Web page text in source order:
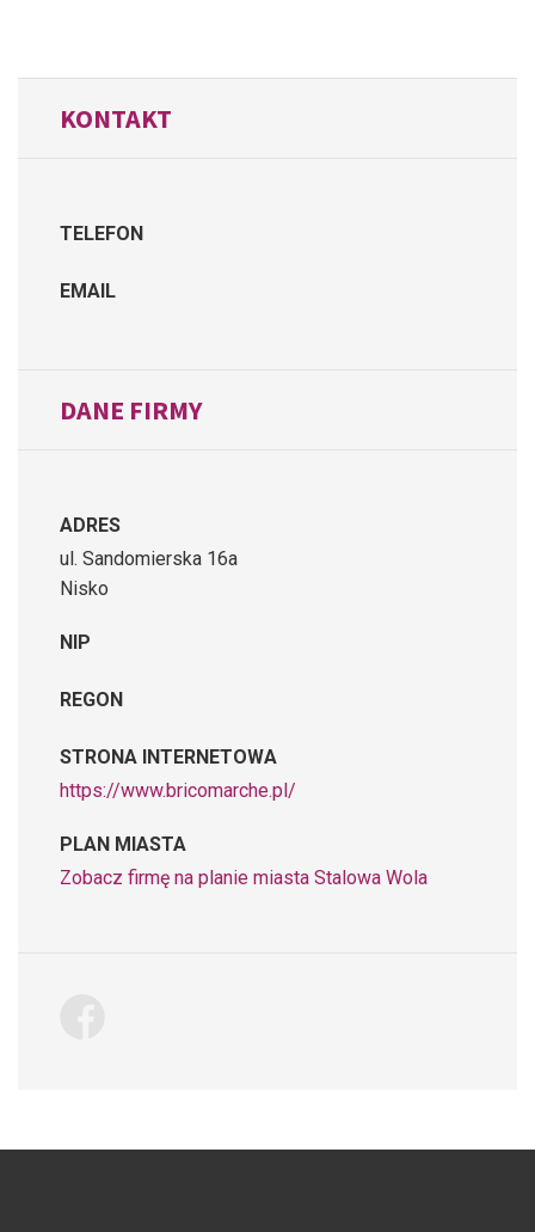
KONTAKT
TELEFON
EMAIL
DANE FIRMY
ADRES
ul. Sandomierska 16a
Nisko
NIP
REGON
STRONA INTERNETOWA
https://www.bricomarche.pl/
PLAN MIASTA
Zobacz firmę na planie miasta Stalowa Wola